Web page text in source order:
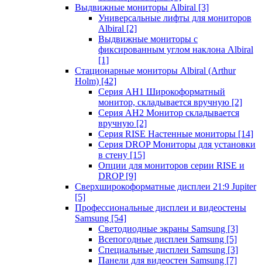
Выдвижные мониторы Albiral [3]
Универсальные лифты для мониторов
Albiral [2]
Выдвижные мониторы с
фиксированным углом наклона Albiral
[1]
Стационарные мониторы Albiral (Arthur
Holm) [42]
Серия AH1 Широкоформатный
монитор, складывается вручную [2]
Серия AH2 Монитор складывается
вручную [2]
Серия RISE Настенные мониторы [14]
Серия DROP Мониторы для установки
в стену [15]
Опции для мониторов серии RISE и
DROP [9]
Сверхширокоформатные дисплеи 21:9 Jupiter
[5]
Профессиональные дисплеи и видеостены
Samsung [54]
Светодиодные экраны Samsung [3]
Всепогодные дисплеи Samsung [5]
Специальные дисплеи Samsung [3]
Панели для видеостен Samsung [7]